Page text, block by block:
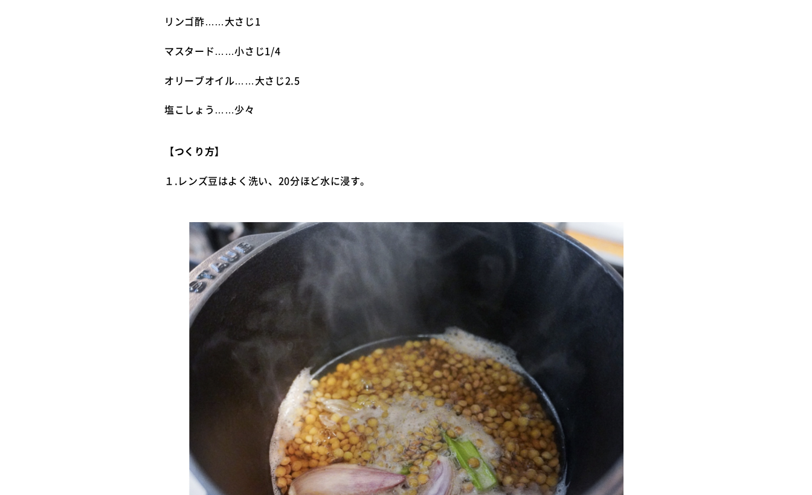
リンゴ酢……大さじ1
マスタード……小さじ1/4
オリーブオイル……大さじ2.5
塩こしょう……少々
【つくり方】
１.レンズ豆はよく洗い、20分ほど水に浸す。